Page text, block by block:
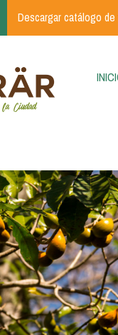
Descargar catálogo